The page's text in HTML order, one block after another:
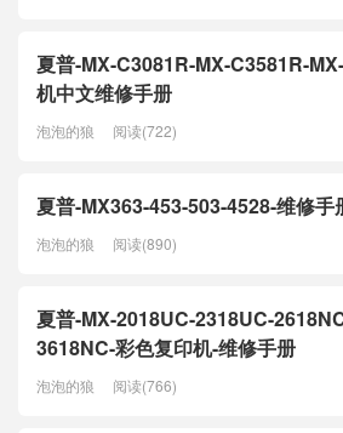
夏普-MX-C3081R-MX-C3581R-
机中文维修手册
泡泡的狼 阅读(722)
夏普-MX363-453-503-4528-维修手
泡泡的狼 阅读(890)
夏普-MX-2018UC-2318UC-
3618NC-彩色复印机-维修手册
泡泡的狼 阅读(766)